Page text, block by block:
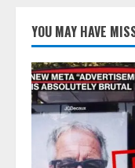
YOU MAY HAVE